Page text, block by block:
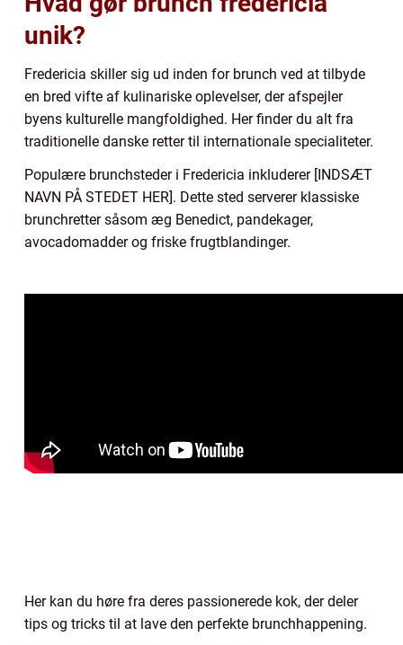
unik?
Fredericia skiller sig ud inden for brunch ved at tilbyde
en bred vifte af kulinariske oplevelser, der afspejler
byens kulturelle mangfoldighed. Her finder du alt fra
traditionelle danske retter til internationale specialiteter.
Populære brunchsteder i Fredericia inkluderer [INDSÆT
NAVN PÅ STEDET HER]. Dette sted serverer klassiske
brunchretter såsom æg Benedict, pandekager,
avocadomadder og friske frugtblandinger.
Her kan du høre fra deres passionerede kok, der deler
tips og tricks til at lave den perfekte brunchhappening.